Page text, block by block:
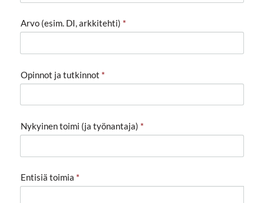
Arvo (esim. DI, arkkitehti) *
Opinnot ja tutkinnot *
Nykyinen toimi (ja työnantaja) *
Entisiä toimia *